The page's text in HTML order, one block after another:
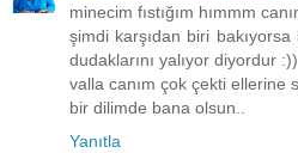
minecim fıstığım hımmm
şimdi karşıdan biri
dudaklarını yalıyor diyordur :))
valla canım çok çekti ellerine
bir dilimde bana olsun..
Yanıtla